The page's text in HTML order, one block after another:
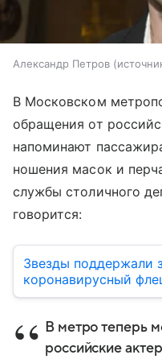
Александр Петров
В Московском
обращения от
напоминают
ношения масок и
службы столичного
говорится:
Звезды поддержали
коронавирусный
В метро теперь
российские